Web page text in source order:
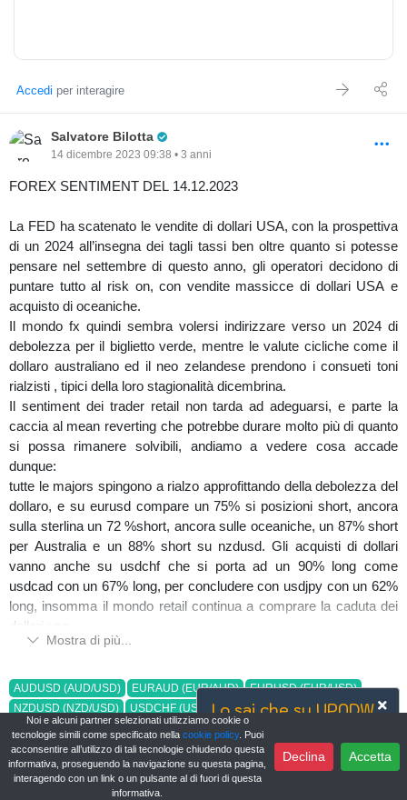
Accedi per interagire
Salvatore Bilotta
14 dicembre 2023 09:38 • 3 anni
FOREX SENTIMENT DEL 14.12.2023
La FED ha scatenato le vendite di dollari USA, con la prospettiva
di un 2024 all’insegna dei tagli tassi ben oltre quanto si potesse
pensare nel settembre di questo anno, gli operatori decidono di
puntare tutto al risk on, con vendite massicce di dollari USA e
acquisto di oceaniche.
Il mondo fx quindi sembra volersi indirizzare verso un 2024 di
debolezza per il biglietto verde, mentre le valute cicliche come il
dollaro australiano ed il neo zelandese prendono i consueti toni
rialzisti , tipici della loro stagionalità dicembrina.
Il sentiment dei trader retail non tarda ad adeguarsi, e parte la
caccia al mean reverting che potrebbe durare molto più di quanto
si possa rimanere solvibili, andiamo a vedere cosa accade
dunque:
tutte le majors spingono a rialzo approfittando della debolezza del
dollaro, e su eurusd compare un 75% si posizioni short, ancora
sulla sterlina un 72 %short, ancora sulle oceaniche, un 87% short
per Australia e un 88% short su nzdusd. Gli acquisti di dollari
vanno anche su usdchf che si porta ad un 90% long come
usdcad con un 67% long, per concludere con usdjpy con un 62%
long, insomma il mondo retail continua a comprare la caduta dei
dollari usa.
Tra gli asset che riteniamo interessanti da monitorare proponiamo
massimi e minimi crescenti, sostenuta dal fascio di medie
improntato a rialzo e quotazioni sopra il PP, a concludere il quadro
rialzista il mondo retail che si porta al 82% short in aumento,
segnali questi per noi per posizionamenti long.
Non da meno euraud, che vive ora condizione opposta, grazie
alla forza del dollaro australiano, che porta il cross euraud a
Mostra di più...
AUDUSD (AUD/USD) EURAUD (EUR/AUD)
EURUSD (EUR/USD)
NZDUSD (NZD/USD)
USDCHF (USD/CHF) USDJPY (USDJPY)
Lo sai che su UPNDW...
puoi scrivere in chat globale o
creare un post per chiudere un
confronto?
Noi e alcuni partner selezionati utilizziamo cookie o
tecnologie simili come specificato nella cookie policy. Puoi
acconsentire all’utilizzo di tali tecnologie chiudendo questa
informativa, proseguendo la navigazione su questa pagina,
interagendo con un link o un pulsante al di fuori di questa
informativa.
Declina Accetta